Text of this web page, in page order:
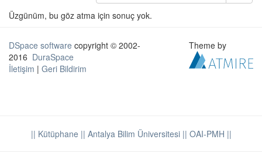
Üzgünüm, bu göz atma için sonuç yok.
DSpace software copyright © 2002-
2016 DuraSpace
İletişim | Geri Bildirim
Theme by
|| Kütüphane || Antalya Bilim Üniversitesi || OAI-PMH ||